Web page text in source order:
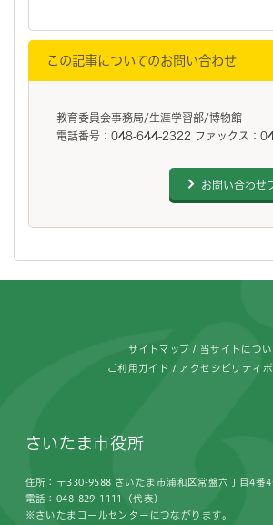
この記事についてのお問い合わせ
教育委員会事務局/生涯学習部/博物館
電話番号：048-644-2322 ファックス：
お問い合わせ
サイトマップ 当サイトにつ
ご利用ガイド アクセシビリティ
さいたま市役所
住所：〒330-9588 さいたま市浦和区常盤六丁目4番4
電話：048-829-1111（代表）
※さいたまコールセンターにつながります。